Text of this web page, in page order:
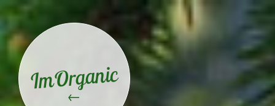
ImOrganic
←